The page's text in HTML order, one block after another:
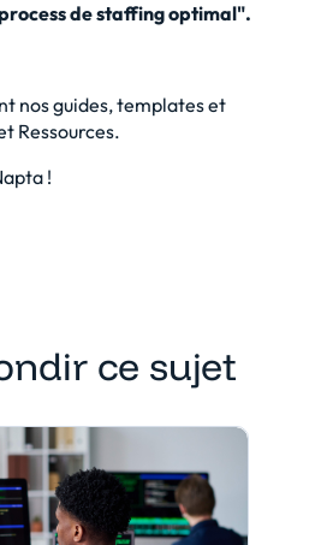
de staffing optimal".
nos guides, templates et
Ressources.
!
ce sujet